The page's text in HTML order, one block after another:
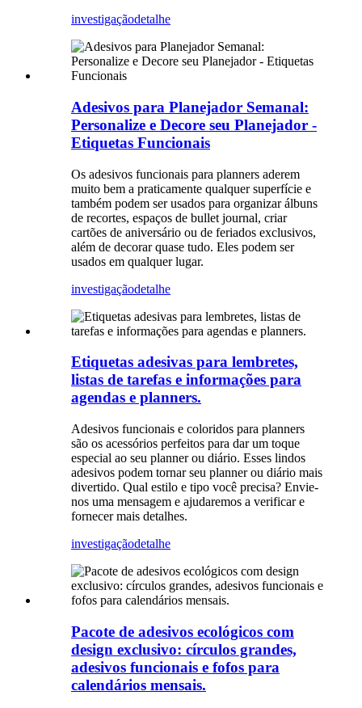
investigaçãodetalhe
Adesivos para Planejador Semanal:
Personalize e Decore seu Planejador -
Etiquetas Funcionais
Os adesivos funcionais para planners aderem
muito bem a praticamente qualquer superfície e
também podem ser usados ​​para organizar álbuns
de recortes, espaços de bullet journal, criar
cartões de aniversário ou de feriados exclusivos,
além de decorar quase tudo. Eles podem ser
usados ​​em qualquer lugar.
investigaçãodetalhe
Etiquetas adesivas para lembretes,
listas de tarefas e informações para
agendas e planners.
Adesivos funcionais e coloridos para planners
são os acessórios perfeitos para dar um toque
especial ao seu planner ou diário. Esses lindos
adesivos podem tornar seu planner ou diário mais
divertido. Qual estilo e tipo você precisa? Envie-
nos uma mensagem e ajudaremos a verificar e
fornecer mais detalhes.
investigaçãodetalhe
Pacote de adesivos ecológicos com
design exclusivo: círculos grandes,
adesivos funcionais e fofos para
calendários mensais.